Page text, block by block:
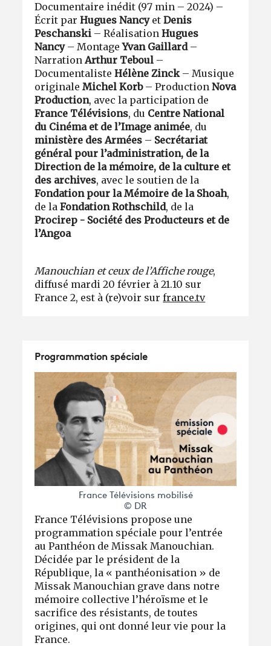
Documentaire inédit (97 min – 2024) –
Écrit parHugues NancyetDenis
Peschanski – Réalisation Hugues
Nancy– Montage Yvan Gaillard–
NarrationArthur Teboul –
Documentaliste Hélène Zinck– Musique
originale Michel Korb– ProductionNova
Production, avec la participation de
France Télévisions, du Centre National
du Cinéma et de l’Image animée, du
ministère des Armées – Secrétariat
général pour l’administration, de la
Direction de la mémoire, de la culture et
des archives, avec le soutien de la
Fondation pour la Mémoire de la Shoah,
de la Fondation Rothschild, de la
Procirep - Société des Producteurs et de
l’Angoa
Manouchian et ceux de l’Affiche rouge,
diffusé mardi 20 février à 21.10 sur
France 2, est à (re)voir surfrance.tv
Programmation spéciale
France Télévisions mobilisé
© DR
France Télévisions propose une
programmation spéciale pour l’entrée
au Panthéon de Missak Manouchian.
Décidée par le président de la
République, la « panthéonisation » de
Missak Manouchian grave dans notre
mémoire collective l’héroïsme et le
sacrifice des résistants, de toutes
origines, qui ont donné leur vie pour la
France.